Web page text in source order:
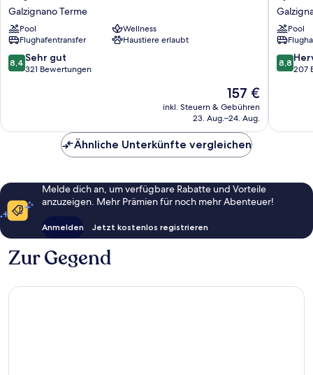
Terme
&
Golf
-
Hotel
Majestic
Galzignano Terme
Pool
Wellness
Flughafentransfer
Haustiere erlaubt
8.4
von
Bewertungen
8,4 Sehr gut
321 Bewertungen
Der
Preis
beträgt
157 €
inkl. Steuern & Gebühren
23. Aug.–24. Aug.
Terme
&
Golf
-
Hotel
Pool
8.8
von
8,8
207
Ähnliche Unterkünfte vergleichen
Melde dich an, um verfügbare Rabatte und Vorteile
anzuzeigen. Mehr Prämien für noch mehr Abenteuer!
Anmelden Jetzt kostenlos registrieren
Zur Gegend